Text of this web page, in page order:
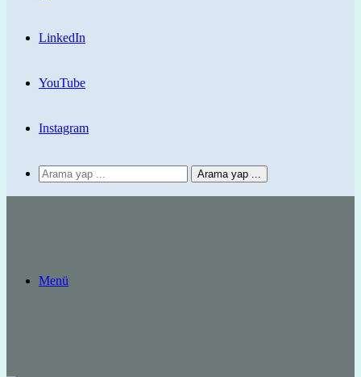
LinkedIn
YouTube
Instagram
Arama yap ...
Menü